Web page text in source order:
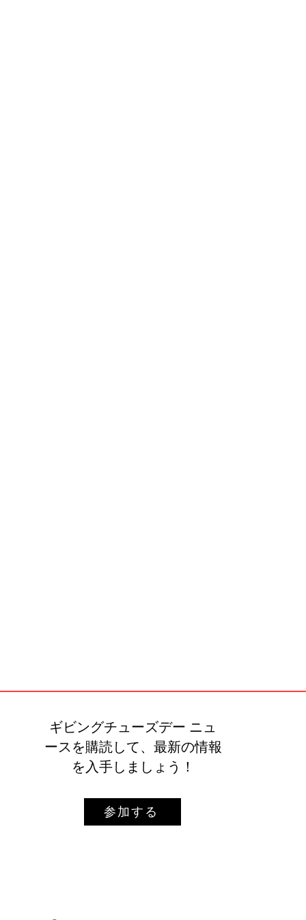
ギビングチューズデー ニュ
ースを購読して、最新の情報
を入手しましょう！
参加する